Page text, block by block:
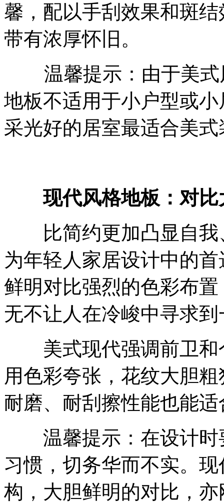
馨，配以手刮效果和斑
带有浓厚怀旧。
温馨提示：由于美式
地板不适用于小户型或
采光好的居室最适合美
现代风格地板：对比
比简约更加凸显自我
为年轻人家居设计中的
鲜明对比强烈的色彩布
无不让人在冷峻中寻求
美式现代强调前卫和
用色彩夸张，花纹大胆
耐磨、耐刮擦性能也能
温馨提示：在设计时
习惯，切务华而不实。
构，大胆鲜明的对比，